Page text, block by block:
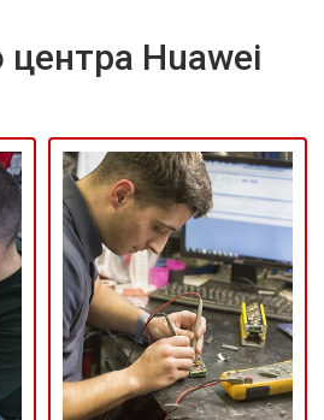
мин от 2600 ₽
мин от 2600 ₽
мин от 1100 ₽
от 1500 ₽
мин от 3500 ₽
Huawei